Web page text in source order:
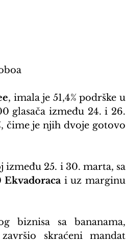
, imala je 51,4% podrške u
glasača između 24. i 26.
čime je njih dvoje gotovo
između 25. i 30. marta, sa
Ekvadoraca i uz marginu
biznisa sa bananama,
skraćeni mandat